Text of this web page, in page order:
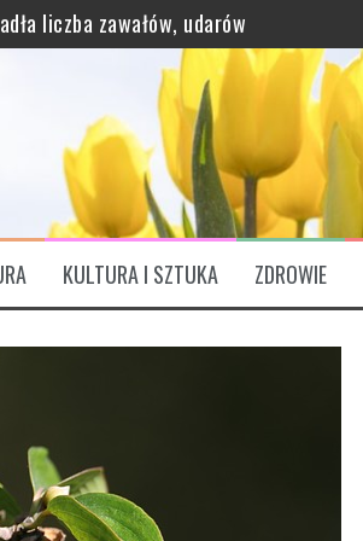
liczba zawałów, udarów
bogaty profil odżywczy
„Są Świętym Graalem”
KULTURA I SZTUKA ZDROWIE